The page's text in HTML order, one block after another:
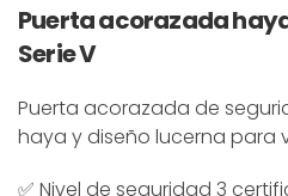
Puerta acorazada
Serie V
Puerta acorazada de
haya y diseño lucerna para
✅ Nivel de seguridad 3